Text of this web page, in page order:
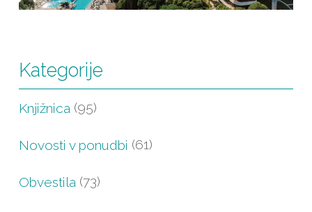
Kategorije
Knjižnica (95)
Novosti v ponudbi (61)
Obvestila (73)